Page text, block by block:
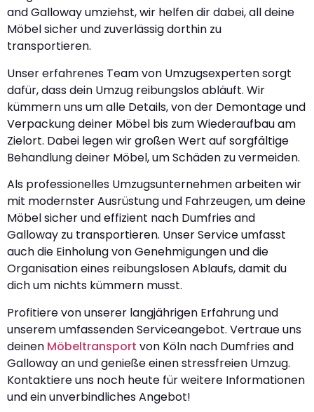
and Galloway umziehst, wir helfen dir dabei, all deine
Möbel sicher und zuverlässig dorthin zu
transportieren.
Unser erfahrenes Team von Umzugsexperten sorgt
dafür, dass dein Umzug reibungslos abläuft. Wir
kümmern uns um alle Details, von der Demontage und
Verpackung deiner Möbel bis zum Wiederaufbau am
Zielort. Dabei legen wir großen Wert auf sorgfältige
Behandlung deiner Möbel, um Schäden zu vermeiden.
Als professionelles Umzugsunternehmen arbeiten wir
mit modernster Ausrüstung und Fahrzeugen, um deine
Möbel sicher und effizient nach Dumfries and
Galloway zu transportieren. Unser Service umfasst
auch die Einholung von Genehmigungen und die
Organisation eines reibungslosen Ablaufs, damit du
dich um nichts kümmern musst.
Profitiere von unserer langjährigen Erfahrung und
unserem umfassenden Serviceangebot. Vertraue uns
deinen Möbeltransport von Köln nach Dumfries and
Galloway an und genieße einen stressfreien Umzug.
Kontaktiere uns noch heute für weitere Informationen
und ein unverbindliches Angebot!